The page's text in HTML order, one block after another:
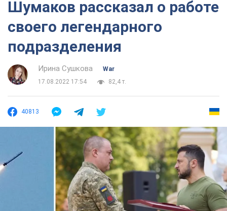
Шумаков рассказал о работе
своего легендарного
подразделения
Ирина Сушкова
War
17.08.2022 17:54
82,4 т.
40813